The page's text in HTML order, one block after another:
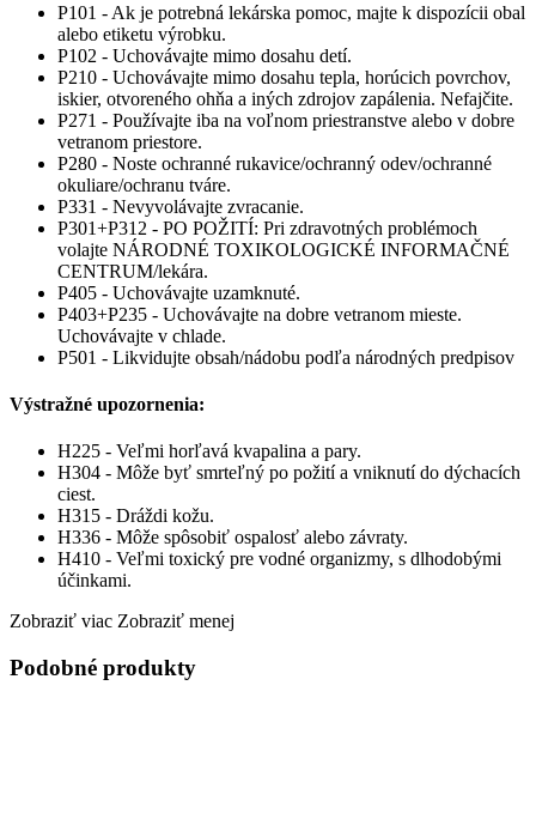
P101 - Ak je potrebná lekárska pomoc, majte k dispozícii obal
alebo etiketu výrobku.
P102 - Uchovávajte mimo dosahu detí.
P210 - Uchovávajte mimo dosahu tepla, horúcich povrchov,
iskier, otvoreného ohňa a iných zdrojov zapálenia. Nefajčite.
P271 - Používajte iba na voľnom priestranstve alebo v dobre
vetranom priestore.
P280 - Noste ochranné rukavice/ochranný odev/ochranné
okuliare/ochranu tváre.
P331 - Nevyvolávajte zvracanie.
P301+P312 - PO POŽITÍ: Pri zdravotných problémoch
volajte NÁRODNÉ TOXIKOLOGICKÉ INFORMAČNÉ
CENTRUM/lekára.
P405 - Uchovávajte uzamknuté.
P403+P235 - Uchovávajte na dobre vetranom mieste.
Uchovávajte v chlade.
P501 - Likvidujte obsah/nádobu podľa národných predpisov
Výstražné upozornenia:
H225 - Veľmi horľavá kvapalina a pary.
H304 - Môže byť smrteľný po požití a vniknutí do dýchacích
ciest.
H315 - Dráždi kožu.
H336 - Môže spôsobiť ospalosť alebo závraty.
H410 - Veľmi toxický pre vodné organizmy, s dlhodobými
účinkami.
Zobraziť viac Zobraziť menej
Podobné produkty